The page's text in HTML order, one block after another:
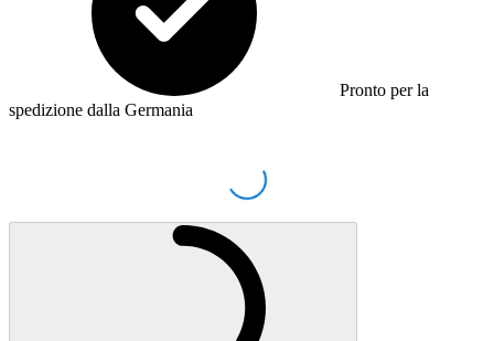
Pronto per la
spedizione dalla Germania
Loading...